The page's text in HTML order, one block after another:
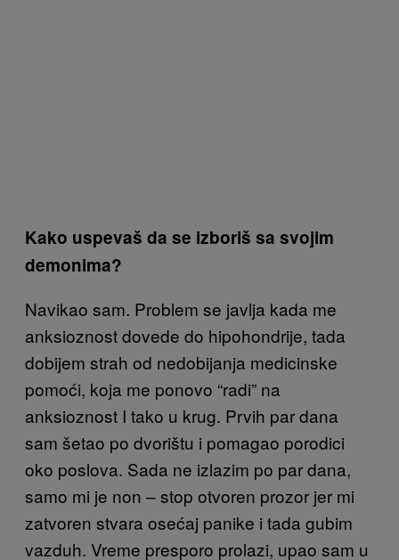
Kako uspevaš da se izboriš sa svojim
demonima?
Navikao sam. Problem se javlja kada me
anksioznost dovede do hipohondrije, tada
dobijem strah od nedobijanja medicinske
pomoći, koja me ponovo “radi” na
anksioznost I tako u krug. Prvih par dana
sam šetao po dvorištu i pomagao porodici
oko poslova. Sada ne izlazim po par dana,
samo mi je non – stop otvoren prozor jer mi
zatvoren stvara osećaj panike i tada gubim
vazduh. Vreme presporo prolazi, upao sam u